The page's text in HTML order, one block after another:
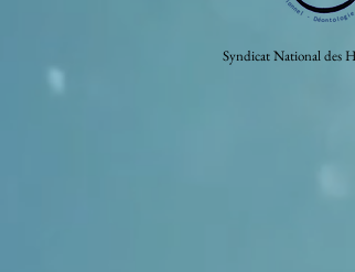
Syndicat National des